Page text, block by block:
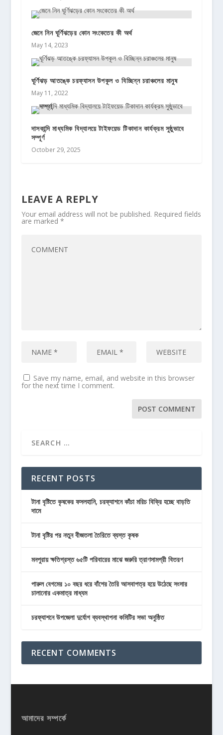
জেনে নিন ঘূর্ণিঝড়ের কোন সংকেতের কী অর্থ
May 14, 2023
ঘূর্ণিঝড় আতঙ্কে চরফ্যাসন উপকূল ও বিচ্ছিন্ন চরাঞ্চলের মানুষ
May 11, 2022
দাসকান্দি মাধ্যমিক বিদ্যালয়ে টাইফয়েড টিকাদান কার্যক্রম সুষ্ঠুভাবে
সম্পূর্ণ
October 29, 2025
LEAVE A REPLY
Your email address will not be published. Required fields
are marked *
Save my name, email, and website in this browser
for the next time I comment.
RECENT POSTS
টানা বৃষ্টিতে কৃষকের ফসলহানি, চরফ্যাশনে কাঁচা মরিচ বিক্রি হচ্ছে বাড়তি
দামে
টানা বৃষ্টির পর নতুন বীজতলা তৈরিতে ব্যস্ত কৃষক
মনপুরায় ক্ষতিগ্রস্ত ৬৫টি পরিবারের মাঝে জরুরি ত্রাণসামগ্রী বিতরণ
পারুল বেগমের ১০ বছর ধরে বাঁশের তৈরি আসবাপত্র হয়ে উঠেছে সংসার
চালানোর একমাত্র মাধ্যম
চরফ্যাশনে উপজেলা দুর্যোগ ব্যবস্থাপনা কমিটির সভা অনুষ্ঠিত
RECENT COMMENTS
আমাদের সম্পর্কে